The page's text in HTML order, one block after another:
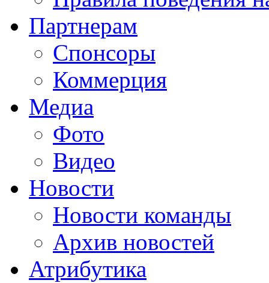
Партнерам
Спонсоры
Коммерция
Медиа
Фото
Видео
Новости
Новости команды
Архив новостей
Атрибутика